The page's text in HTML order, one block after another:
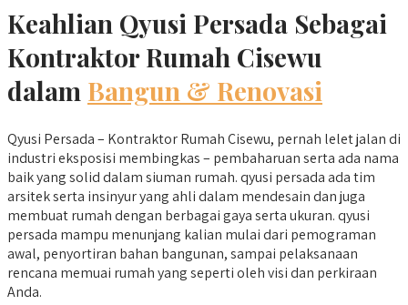
Keahlian Qyusi Persada Sebagai
Kontraktor Rumah Cisewu
dalam Bangun & Renovasi
Qyusi Persada – Kontraktor Rumah Cisewu, pernah lelet jalan di
industri eksposisi membingkas – pembaharuan serta ada nama
baik yang solid dalam siuman rumah. qyusi persada ada tim
arsitek serta insinyur yang ahli dalam mendesain dan juga
membuat rumah dengan berbagai gaya serta ukuran. qyusi
persada mampu menunjang kalian mulai dari pemograman
awal, penyortiran bahan bangunan, sampai pelaksanaan
rencana memuai rumah yang seperti oleh visi dan perkiraan
Anda.